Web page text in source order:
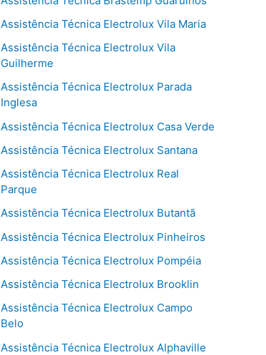
Assistência Técnica Electrolux Vila Maria
Assistência Técnica Electrolux Vila
Guilherme
Assistência Técnica Electrolux Parada
Inglesa
Assistência Técnica Electrolux Casa Verde
Assistência Técnica Electrolux Santana
Assistência Técnica Electrolux Real
Parque
Assistência Técnica Electrolux Butantã
Assistência Técnica Electrolux Pinheiros
Assistência Técnica Electrolux Pompéia
Assistência Técnica Electrolux Brooklin
Assistência Técnica Electrolux Campo
Belo
Assistência Técnica Electrolux Alphaville